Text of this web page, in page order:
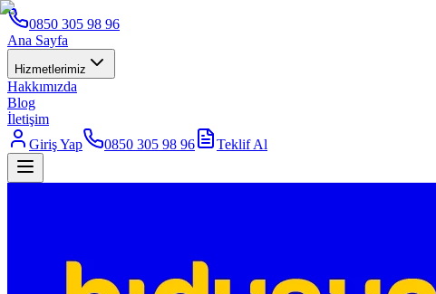
0850 305 98 96
Ana Sayfa
Hizmetlerimiz
Hakkımızda
Blog
İletişim
Giriş Yap
0850 305 98 96 Teklif Al